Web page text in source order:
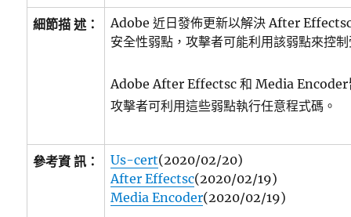
細節描 述：
Adobe 近日發佈更新以解決 After
安全性弱點，攻擊者可能利用該弱點來控
Adobe After Effectsc 和 Media Encoder
攻擊者可利用這些弱點執行任意程式碼。
參考資 訊： Us-cert(2020/02/20)
After Effectsc(2020/02/19)
Media Encoder(2020/02/19)